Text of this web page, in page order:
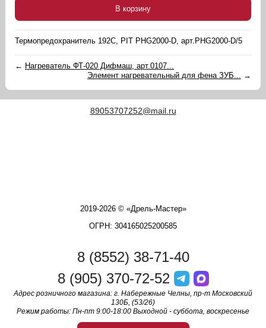
В корзину
Термопредохранитель 192C, PIT PHG2000-D, арт.PHG2000-D/5
← Нагреватель ФТ-020 Дифмаш, арт.0107...
Элемент нагревательный для фена ЗУБ... →
89053707252@mail.ru
2019-2026 © «Дрель-Мастер»
ОГРН: 304165025200585
8 (8552) 38-71-40
8 (905) 370-72-52
Адрес розничного магазина: г. Набережные Челны, пр-т Московский
130Б, (53/26)
Режим работы: Пн-пт 9:00-18:00 Выходной - суббота, воскресенье